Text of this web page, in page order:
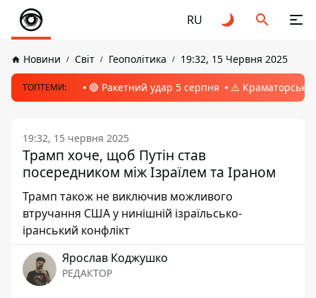
RU
Новини Світ Геополітика 19:32, 15 Червня 2025
ТОПТЕМИ: 🔴 Ракетний удар 5 серпня ⚠️ Краматорськ,
19:32, 15 червня 2025
Трамп хоче, щоб Путін став
посередником між Ізраїлем та Іраном
Трамп також не виключив можливого
втручання США у нинішній ізраїльсько-
іранський конфлікт
Ярослав Коджушко
РЕДАКТОР